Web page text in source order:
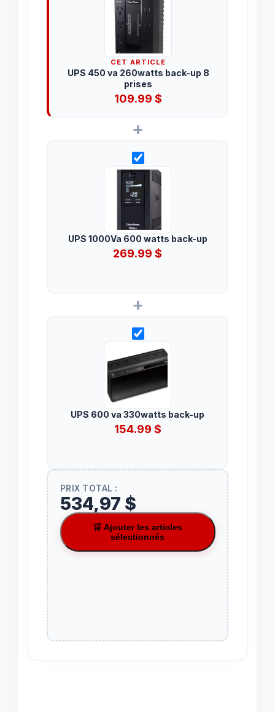
CET ARTICLE
UPS 450 va 260watts back-up 8
prises
109.99$
+
UPS 1000Va 600 watts back-up
269.99 $
+
UPS 600 va 330watts back-up
154.99 $
PRIX TOTAL :
534,97 $
🛒 Ajouter les articles
sélectionnés